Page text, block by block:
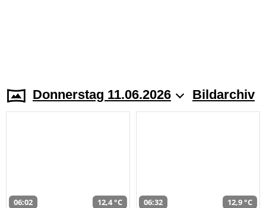
Donnerstag 11.06.2026 Bildarchiv
06:02 12,4 °C 06:32 12,9 °C